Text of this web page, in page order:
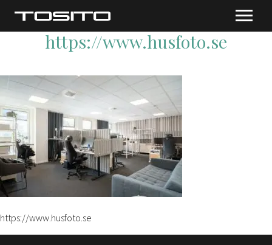
https://www.husfoto.se
https://www.husfoto.se